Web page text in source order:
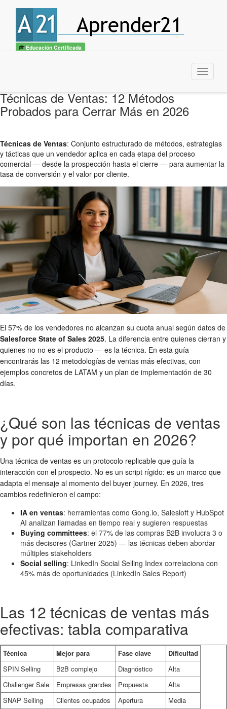
Educación Certificada
Menu
Técnicas de Ventas: 12 Métodos
Probados para Cerrar Más en 2026
Técnicas de Ventas: Conjunto estructurado de métodos, estrategias
y tácticas que un vendedor aplica en cada etapa del proceso
comercial — desde la prospección hasta el cierre — para aumentar la
tasa de conversión y el valor por cliente.
El 57% de los vendedores no alcanzan su cuota anual según datos de
Salesforce State of Sales 2025. La diferencia entre quienes cierran y
quienes no no es el producto — es la técnica. En esta guía
encontrarás las 12 metodologías de ventas más efectivas, con
ejemplos concretos de LATAM y un plan de implementación de 30
días.
¿Qué son las técnicas de ventas
y por qué importan en 2026?
Una técnica de ventas es un protocolo replicable que guía la
interacción con el prospecto. No es un script rígido: es un marco que
adapta el mensaje al momento del buyer journey. En 2026, tres
cambios redefinieron el campo:
IA en ventas: herramientas como Gong.io, Salesloft y HubSpot
AI analizan llamadas en tiempo real y sugieren respuestas
Buying committees: el 77% de las compras B2B involucra 3 o
más decisores (Gartner 2025) — las técnicas deben abordar
múltiples stakeholders
Social selling: LinkedIn Social Selling Index correlaciona con
45% más de oportunidades (LinkedIn Sales Report)
Las 12 técnicas de ventas más
efectivas: tabla comparativa
Técnica Mejor para Fase clave
Dificultad
SPIN Selling
B2B complejo Diagnóstico
Alta
Challenger Sale
Empresas grandes Propuesta
Alta
SNAP Selling
Clientes ocupados Apertura
Media